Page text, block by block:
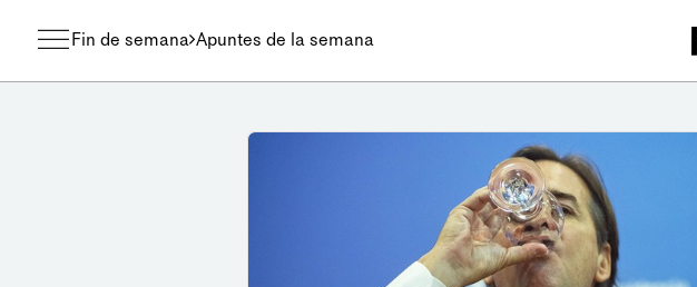
Fin de semana Apuntes de la semana